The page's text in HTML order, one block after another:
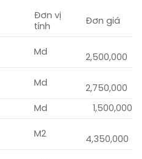
Đơn vị
tính
Đơn giá
Md
2,500,000
Md
2,750,000
Md 1,500,000
M2
4,350,000